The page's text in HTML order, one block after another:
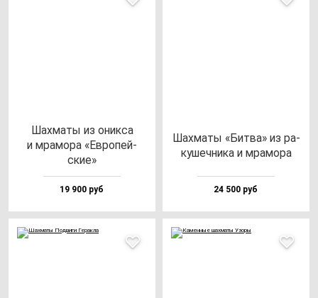
Шах­ма­ты из оник­са
и мра­мо­ра «Евро­пей­
ские»
19 900 руб
Шах­ма­ты «Бит­ва» из ра­
ку­шеч­ни­ка и мра­мо­ра
24 500 руб